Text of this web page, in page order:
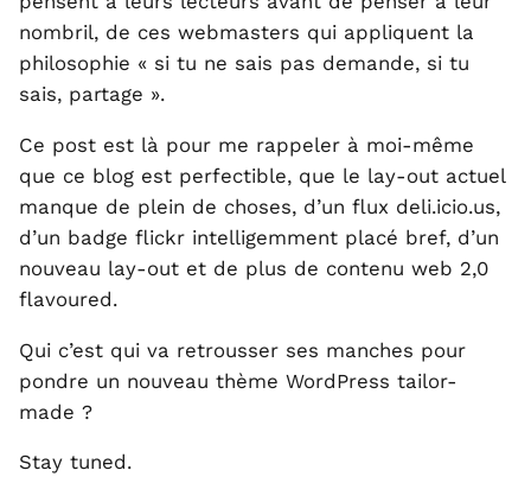
nombril, de ces webmasters qui appliquent la
philosophie « si tu ne sais pas demande, si tu
sais, partage ».
Ce post est là pour me rappeler à moi-même
que ce blog est perfectible, que le lay-out actuel
manque de plein de choses, d’un flux deli.icio.us,
d’un badge flickr intelligemment placé bref, d’un
nouveau lay-out et de plus de contenu web 2,0
flavoured.
Qui c’est qui va retrousser ses manches pour
pondre un nouveau thème WordPress tailor-
made ?
Stay tuned.